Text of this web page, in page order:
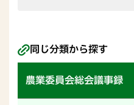
同じ分類から探す
農業委員会総会議事録